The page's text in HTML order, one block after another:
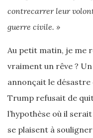
contrecarrer leur
guerre civile. »
Au petit matin, je me
vraiment un rêve ?
annonçait le
Trump refusait de
l’hypothèse où il
se plaisent à